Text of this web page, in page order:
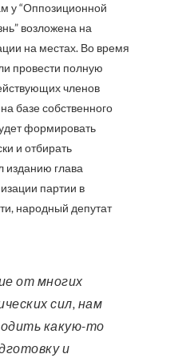
у “Оппозиционной
возложена на
на местах. Во время
провести полную
членов
базе собственного
формировать
и отбирать
изданию глава
партии в
народный депутат
сил, нам
какую-то
и